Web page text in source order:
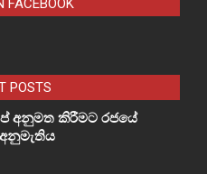
FACEBOOK
POSTS
අනුමත කිරීමට රජයේ